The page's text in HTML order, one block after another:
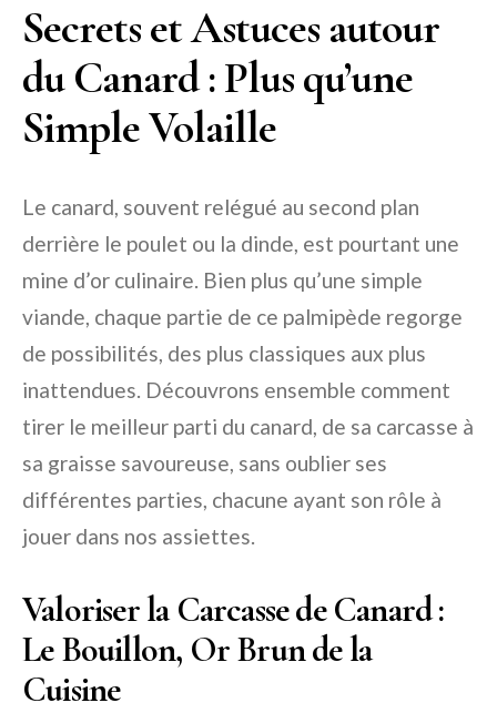
Secrets et Astuces autour
du Canard : Plus qu’une
Simple Volaille
Le canard, souvent relégué au second plan
derrière le poulet ou la dinde, est pourtant une
mine d’or culinaire. Bien plus qu’une simple
viande, chaque partie de ce palmipède regorge
de possibilités, des plus classiques aux plus
inattendues. Découvrons ensemble comment
tirer le meilleur parti du canard, de sa carcasse à
sa graisse savoureuse, sans oublier ses
différentes parties, chacune ayant son rôle à
jouer dans nos assiettes.
Valoriser la Carcasse de Canard :
Le Bouillon, Or Brun de la
Cuisine